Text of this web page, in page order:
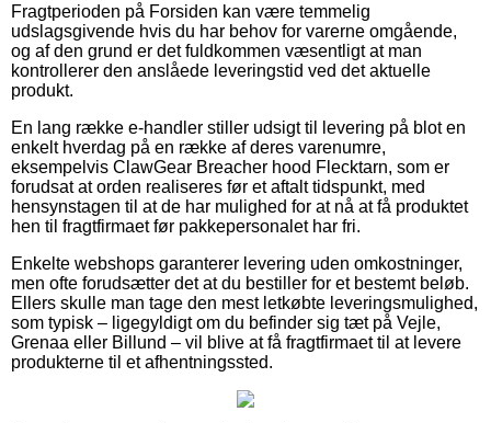
Fragtperioden på Forsiden kan være temmelig
udslagsgivende hvis du har behov for varerne omgående,
og af den grund er det fuldkommen væsentligt at man
kontrollerer den anslåede leveringstid ved det aktuelle
produkt.
En lang række e-handler stiller udsigt til levering på blot en
enkelt hverdag på en række af deres varenumre,
eksempelvis ClawGear Breacher hood Flecktarn, som er
forudsat at orden realiseres før et aftalt tidspunkt, med
hensynstagen til at de har mulighed for at nå at få produktet
hen til fragtfirmaet før pakkepersonalet har fri.
Enkelte webshops garanterer levering uden omkostninger,
men ofte forudsætter det at du bestiller for et bestemt beløb.
Ellers skulle man tage den mest letkøbte leveringsmulighed,
som typisk – ligegyldigt om du befinder sig tæt på Vejle,
Grenaa eller Billund – vil blive at få fragtfirmaet til at levere
produkterne til et afhentningssted.